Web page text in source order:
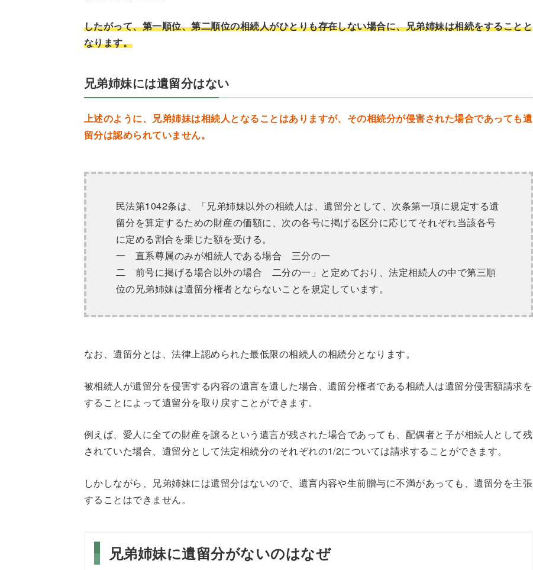
したがって、第一順位、第二順位の相続人がひとりも存在しない場合に、兄弟姉妹は相続をすることと
なります。
兄弟姉妹には遺留分はない
上述のように、兄弟姉妹は相続人となることはありますが、その相続分が侵害された場合であっても遺
留分は認められていません。
民法第1042条は、「兄弟姉妹以外の相続人は、遺留分として、次条第一項に規定する遺
留分を算定するための財産の価額に、次の各号に掲げる区分に応じてそれぞれ当該各号
に定める割合を乗じた額を受ける。
一 直系尊属のみが相続人である場合 三分の一
二 前号に掲げる場合以外の場合 二分の一」と定めており、法定相続人の中で第三順
位の兄弟姉妹は遺留分権者とならないことを規定しています。
なお、遺留分とは、法律上認められた最低限の相続人の相続分となります。
被相続人が遺留分を侵害する内容の遺言を遺した場合、遺留分権者である相続人は遺留分侵害額請求を
することによって遺留分を取り戻すことができます。
例えば、愛人に全ての財産を譲るという遺言が残された場合であっても、配偶者と子が相続人として残
されていた場合、遺留分として法定相続分のそれぞれの1/2については請求することができます。
しかしながら、兄弟姉妹には遺留分はないので、遺言内容や生前贈与に不満があっても、遺留分を主張
することはできません。
兄弟姉妹に遺留分がないのはなぜ